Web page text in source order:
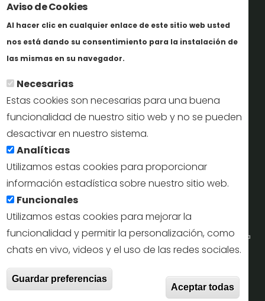
Aviso de Cookies
Al hacer clic en cualquier enlace de este sitio web usted
nos está dando su consentimiento para la instalación de
las mismas en su navegador.
Necesarias
Estas cookies son necesarias para una buena
funcionalidad de nuestro sitio web y no se pueden
desactivar en nuestro sistema.
Analíticas
Utilizamos estas cookies para proporcionar
información estadística sobre nuestro sitio web.
Funcionales
Utilizamos estas cookies para mejorar la
funcionalidad y permitir la personalización, como
chats en vivo, videos y el uso de las redes sociales.
Guardar preferencias
Aceptar todas
Trabaja con nosotros
Informes y documentación
Perfil del contratante
Oficinas de Turismo
reservas@turismodesegovia.com
info@turismodesegovia.com
Aviso legal |
Portal de la Concejalía de Turismo (Ayuntamiento de Segovia) y la Empresa
Municipal de Turismo de Segovia © 2022
Todos los derechos reservados.